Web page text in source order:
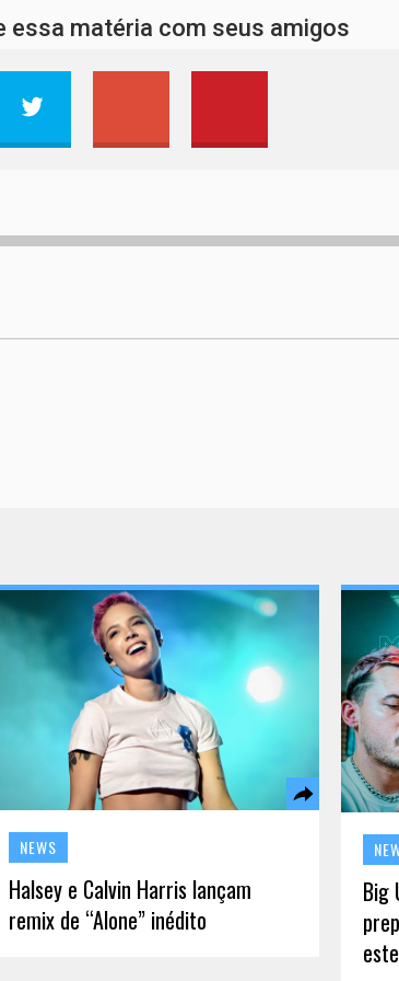
essa matéria com seus amigos
NEWS
Halsey e Calvin Harris lançam
remix de “Alone” inédito
Big